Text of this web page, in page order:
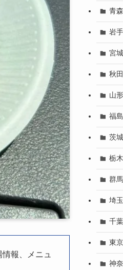
報、メニュ
青
岩
宮
秋
山
福
茨
栃
群
埼
千
東
神